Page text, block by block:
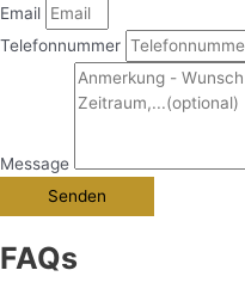
Email
Telefonnummer
Message
Senden
FAQs